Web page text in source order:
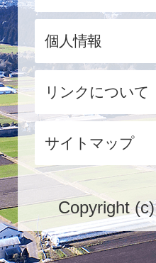
個人情報
リンクについて
サイトマップ
Copyright